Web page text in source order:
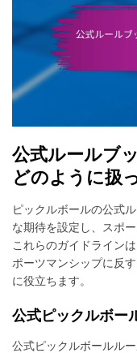
公式ルールブ
どのように扱
ピックルボールの公式
な期待を設定し、スポ
これらのガイドライン
ポーツマンシップに反
に役立ちます。
公式ピックルボー
公式ピックルボールル